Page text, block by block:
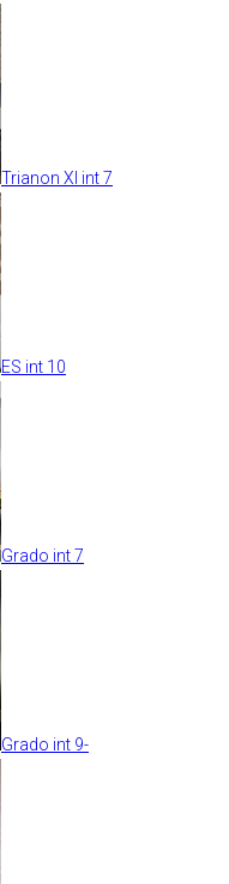
Trianon XI int 7
ES int 10
Grado int 7
Grado int 9-